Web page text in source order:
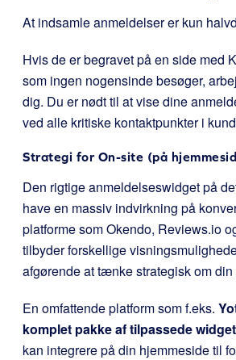
At indsamle anmeldelser er kun
Hvis de er begravet på en side med
som ingen nogensinde besøger,
dig. Du er nødt til at vise dine
ved alle kritiske kontaktpunkter i
Strategi for On-site (på
Den rigtige anmeldelseswidget på
have en massiv indvirkning på
platforme som Okendo, Reviews.io
tilbyder forskellige
afgørende at tænke strategisk om
En omfattende platform som f.eks.
komplet pakke af tilpassede
kan integrere på din hjemmeside til